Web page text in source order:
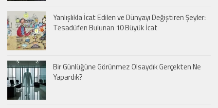
Yanlışlıkla İcat Edilen ve Dünyayı Değiştiren Şeyler:
Tesadüfen Bulunan 10 Büyük İcat
Bir Günlüğüne Görünmez Olsaydık Gerçekten Ne
Yapardık?